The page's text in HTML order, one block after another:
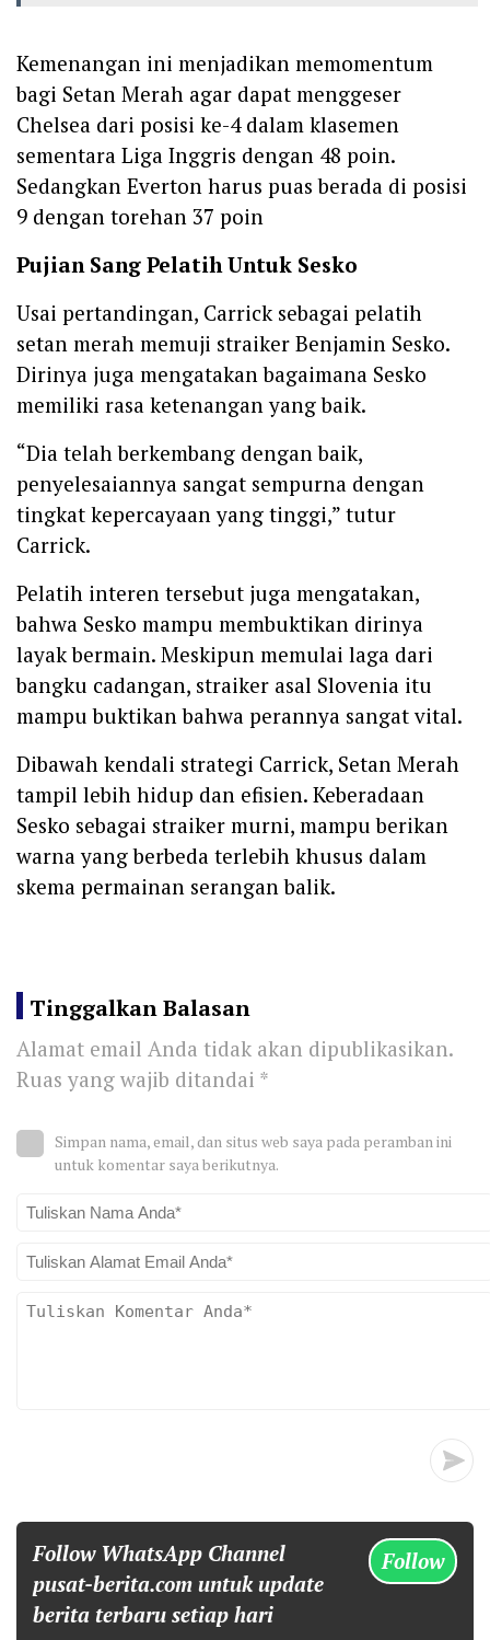
Kemenangan ini menjadikan memomentum
bagi Setan Merah agar dapat menggeser
Chelsea dari posisi ke-4 dalam klasemen
sementara Liga Inggris dengan 48 poin.
Sedangkan Everton harus puas berada di posisi
9 dengan torehan 37 poin
Pujian Sang Pelatih Untuk Sesko
Usai pertandingan, Carrick sebagai pelatih
setan merah memuji straiker Benjamin Sesko.
Dirinya juga mengatakan bagaimana Sesko
memiliki rasa ketenangan yang baik.
“Dia telah berkembang dengan baik,
penyelesaiannya sangat sempurna dengan
tingkat kepercayaan yang tinggi,” tutur
Carrick.
Pelatih interen tersebut juga mengatakan,
bahwa Sesko mampu membuktikan dirinya
layak bermain. Meskipun memulai laga dari
bangku cadangan, straiker asal Slovenia itu
mampu buktikan bahwa perannya sangat vital.
Dibawah kendali strategi Carrick, Setan Merah
tampil lebih hidup dan efisien. Keberadaan
Sesko sebagai straiker murni, mampu berikan
warna yang berbeda terlebih khusus dalam
skema permainan serangan balik.
Tinggalkan Balasan
Alamat email Anda tidak akan dipublikasikan.
Ruas yang wajib ditandai *
Simpan nama, email, dan situs web saya pada peramban ini
untuk komentar saya berikutnya.
Follow WhatsApp Channel
pusat-berita.com untuk update
berita terbaru setiap hari
Follow